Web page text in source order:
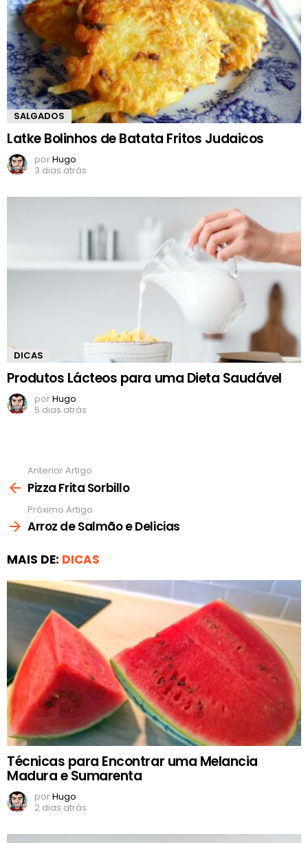
SALGADOS
Latke Bolinhos de Batata Fritos Judaicos
porHugo
3 dias atrás
DICAS
Produtos Lácteos para uma Dieta Saudável
porHugo
5 dias atrás
mais
Anterior Artigo
Pizza Frita Sorbillo
Próximo Artigo
Arroz de Salmão e Delicias
MAIS DE: DICAS
Técnicas para Encontrar uma Melancia
Madura e Sumarenta
porHugo
2 dias atrás